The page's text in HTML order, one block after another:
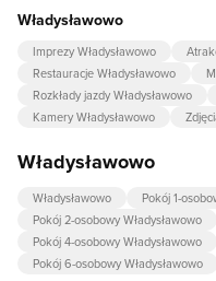
Władysławowo
Imprezy Władysławowo
Restauracje Władysławowo
Rozkłady jazdy Władysławowo
Kamery Władysławowo
Władysławowo
Władysławowo
Pokój 1-
Pokój 2-osobowy Władysławowo
Pokój 4-osobowy Władysławowo
Pokój 6-osobowy Władysławowo